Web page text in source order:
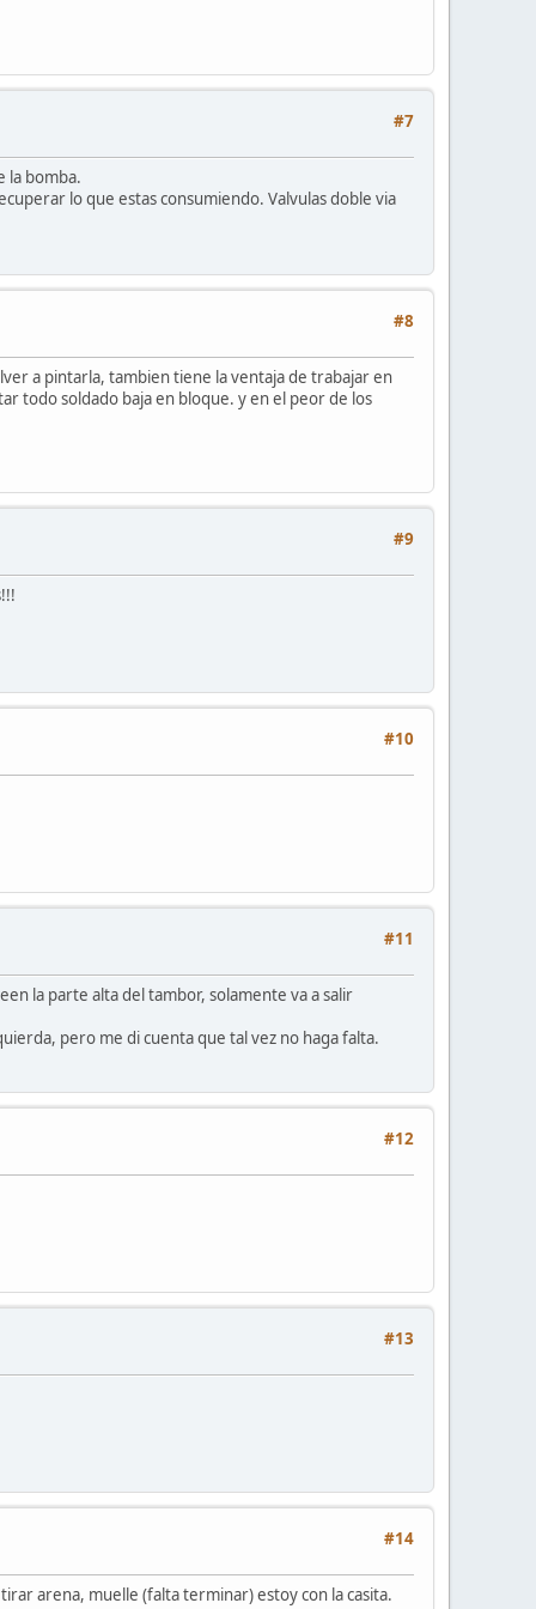
#7
la bomba.
lo que estas consumiendo. Valvulas doble via
#8
a pintarla, tambien tiene la ventaja de trabajar en
todo soldado baja en bloque. y en el peor de los
#9
#10
#11
la parte alta del tambor, solamente va a salir
pero me di cuenta que tal vez no haga falta.
#12
#13
#14
arena, muelle (falta terminar) estoy con la casita.